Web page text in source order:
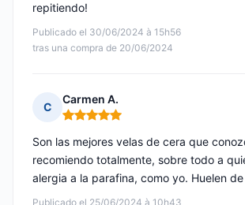
Publicado el 30/06/2024 à 15h56
tras una compra de 20/06/2024
repitiendo!
C
Carmen A.
Nota: 5 de 5
Publicado el 25/06/2024 à 10h43
Son las mejores velas de cera que
recomiendo totalmente, sobre todo a
alergia a la parafina, como yo. Huelen